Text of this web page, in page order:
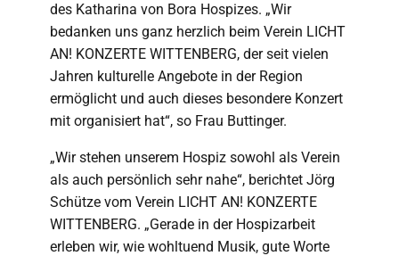
des Katharina von Bora Hospizes. „Wir
bedanken uns ganz herzlich beim Verein LICHT
AN! KONZERTE WITTENBERG, der seit vielen
Jahren kulturelle Angebote in der Region
ermöglicht und auch dieses besondere Konzert
mit organisiert hat“, so Frau Buttinger.
„Wir stehen unserem Hospiz sowohl als Verein
als auch persönlich sehr nahe“, berichtet Jörg
Schütze vom Verein LICHT AN! KONZERTE
WITTENBERG. „Gerade in der Hospizarbeit
erleben wir, wie wohltuend Musik, gute Worte